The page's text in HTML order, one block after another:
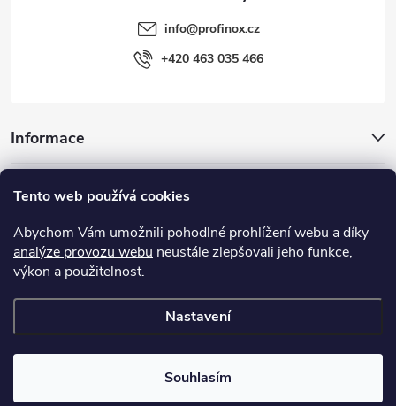
Tento web používá cookies
Abychom Vám umožnili pohodlné prohlížení webu a díky
analýze provozu webu neustále zlepšovali jeho funkce,
výkon a použitelnost.
Nastavení
Souhlasím
Informace
Inspirace
Užitečné odkazy
info@profinox.cz
+420 463 035 466
Copyright 2026Profinox.cz. Všechna práva vyhrazena.